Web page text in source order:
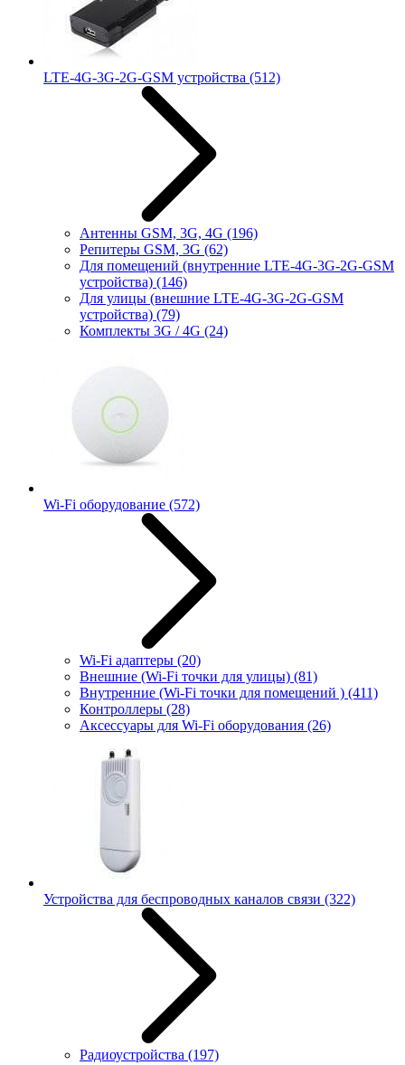
LTE-4G-3G-2G-GSM устройства (512)
Антенны GSM, 3G, 4G (196)
Репитеры GSM, 3G (62)
Для помещений (внутренние LTE-4G-3G-2G-GSM
устройства) (146)
Для улицы (внешние LTE-4G-3G-2G-GSM
устройства) (79)
Комплекты 3G / 4G (24)
Wi-Fi оборудование (572)
Wi-Fi адаптеры (20)
Внешние (Wi-Fi точки для улицы) (81)
Внутренние (Wi-Fi точки для помещений ) (411)
Контроллеры (28)
Аксессуары для Wi-Fi оборудования (26)
Устройства для беспроводных каналов связи (322)
Радиоустройства (197)